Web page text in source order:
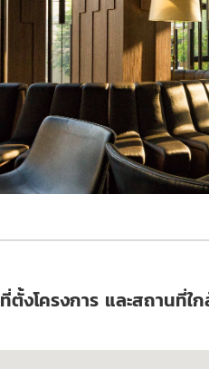
ที่ตั้งโครงการ และสถานที่ใ